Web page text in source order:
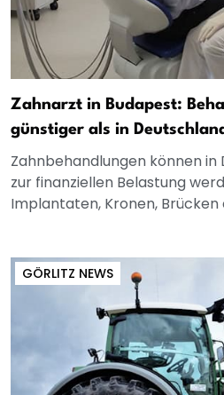
Zahnarzt in Budapest:
günstiger als in
Zahnbehandlungen können
zur finanziellen Belastung
Implantaten, Kronen, Brücken
GÖRLITZ NEWS